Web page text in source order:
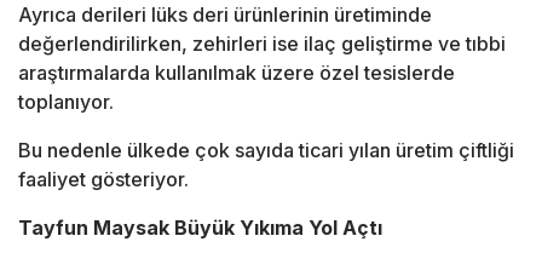
Ayrıca derileri lüks deri ürünlerinin üretiminde
değerlendirilirken, zehirleri ise ilaç geliştirme ve tıbbi
araştırmalarda kullanılmak üzere özel tesislerde
toplanıyor.
Bu nedenle ülkede çok sayıda ticari yılan üretim çiftliği
faaliyet gösteriyor.
Tayfun Maysak Büyük Yıkıma Yol Açtı